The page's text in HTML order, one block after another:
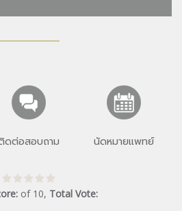
ดต่อสอบถาม นัดหมายแพทย์
of 10, Total Vote: